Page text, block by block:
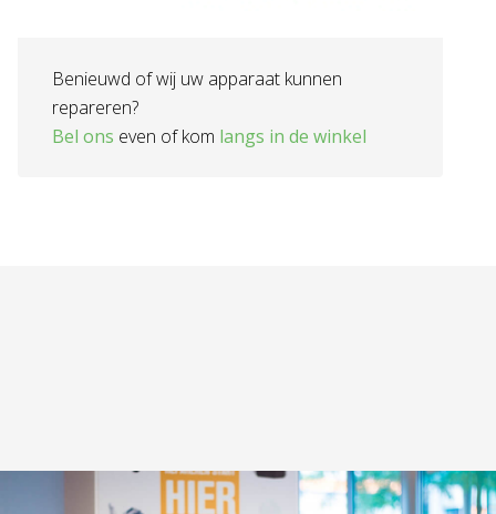
Benieuwd of wij uw apparaat kunnen
repareren?
Bel ons even of kom langs in de winkel